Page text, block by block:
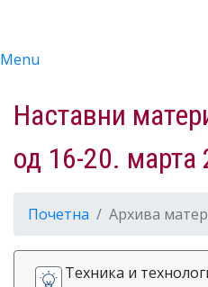
Menu
Наставни
од 16-20. марта
Почетна Архива
Техника и